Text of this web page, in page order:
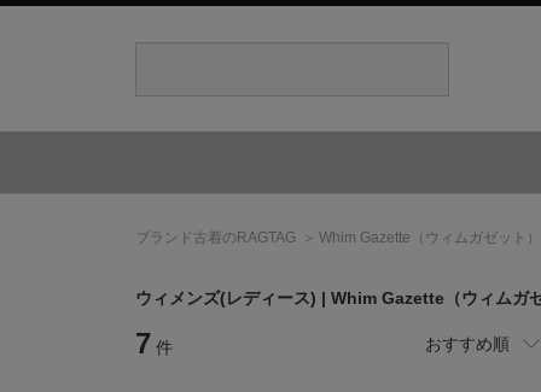
ブランド古着のRAGTAG Whim Gazette （ウィムガゼット）
ウィメンズ(レディース) | Whim Gazette （ウィムガ
7 件 おすすめ順